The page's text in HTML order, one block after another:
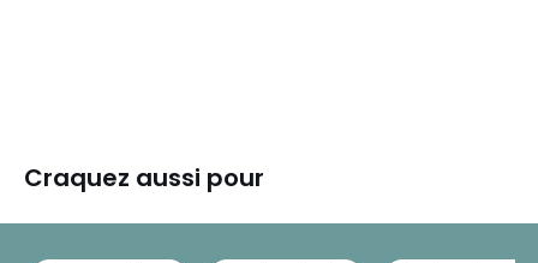
Craquez aussi pour